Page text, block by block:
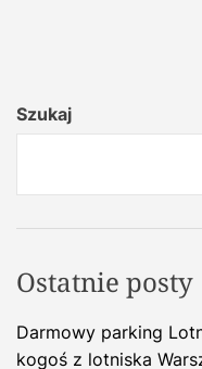
Szukaj
Ostatnie posty
Darmowy parking
kogoś z lotniska